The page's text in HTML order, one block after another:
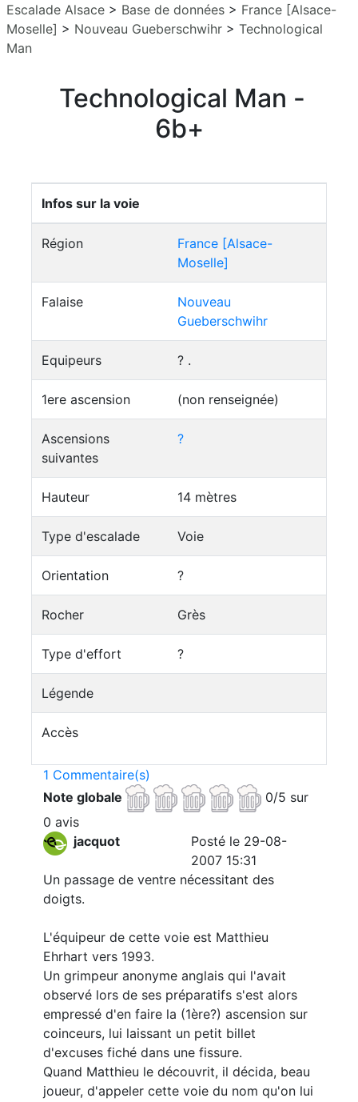
Escalade Alsace > Base de données > France [Alsace-
Moselle] > Nouveau Gueberschwihr > Technological
Man
Technological Man -
6b+
Infos sur la voie
Région
France [Alsace-
Moselle]
Falaise
Nouveau
Gueberschwihr
Equipeurs ? .
1ere ascension (non renseignée)
Ascensions
suivantes
?
Hauteur 14 mètres
Type d'escalade Voie
Orientation ?
Rocher Grès
Type d'effort ?
Légende
Accès
1 Commentaire(s)
Note globale
0/5 sur
0 avis
jacquot
Posté le 29-08-
2007 15:31
Un passage de ventre nécessitant des
doigts.
L'équipeur de cette voie est Matthieu
Ehrhart vers 1993.
Un grimpeur anonyme anglais qui l'avait
observé lors de ses préparatifs s'est alors
empressé d'en faire la (1ère?) ascension sur
coinceurs, lui laissant un petit billet
d'excuses fiché dans une fissure.
Quand Matthieu le découvrit, il décida, beau
joueur, d'appeler cette voie du nom qu'on lui